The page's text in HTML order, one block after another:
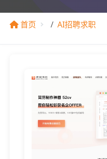
首页 AI招聘求职